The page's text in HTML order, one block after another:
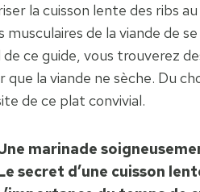
la cuisson lente des ribs
musculaires de la viande de
ce guide, vous trouverez
que la viande ne sèche. Du
de ce plat convivial.
marinade
secret d’une cuisson